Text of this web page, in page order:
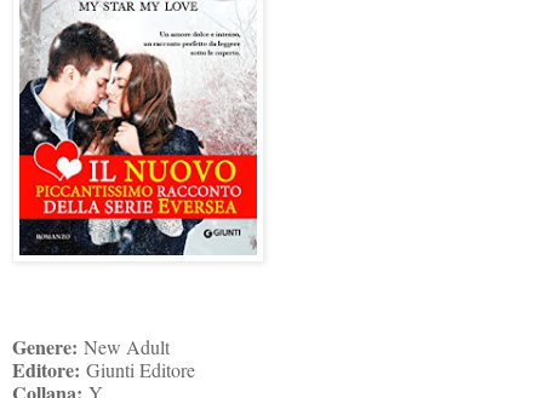
Genere: New Adult
Editore: Giunti Editore
Y